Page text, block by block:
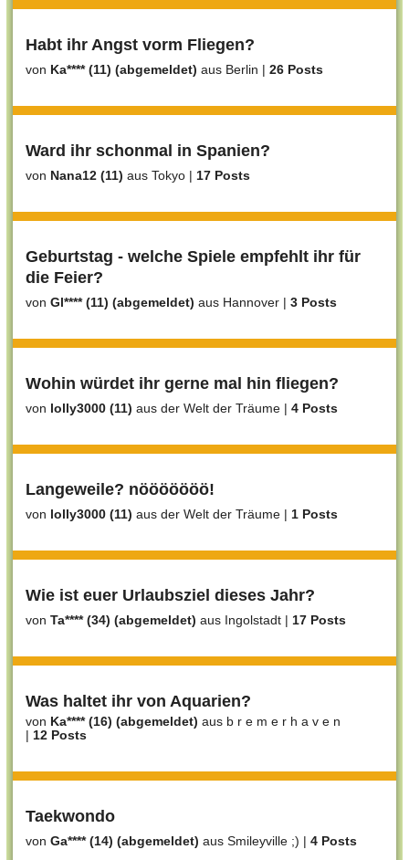
Habt ihr Angst vorm Fliegen?
von Ka**** (11) (abgemeldet) aus Berlin | 26 Posts
Ward ihr schonmal in Spanien?
von Nana12 (11) aus Tokyo | 17 Posts
Geburtstag - welche Spiele empfehlt ihr für
die Feier?
von Gl**** (11) (abgemeldet) aus Hannover | 3 Posts
Wohin würdet ihr gerne mal hin fliegen?
von lolly3000 (11) aus der Welt der Träume | 4 Posts
Langeweile? nööööööö!
von lolly3000 (11) aus der Welt der Träume | 1 Posts
Wie ist euer Urlaubsziel dieses Jahr?
von Ta**** (34) (abgemeldet) aus Ingolstadt | 17 Posts
Was haltet ihr von Aquarien?
von Ka**** (16) (abgemeldet) aus b r e m e r h a v e n
| 12 Posts
Taekwondo
von Ga**** (14) (abgemeldet) aus Smileyville ;) | 4 Posts